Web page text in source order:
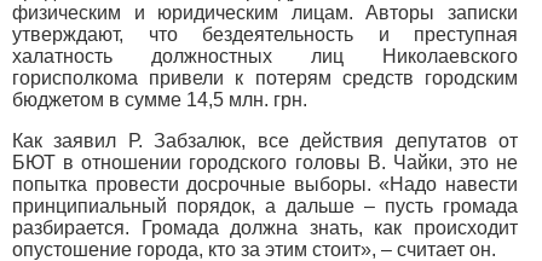
физическим и юридическим лицам. Авторы записки
утверждают, что бездеятельность и преступная
халатность должностных лиц Николаевского
горисполкома привели к потерям средств городским
бюджетом в сумме 14,5 млн. грн.
Как заявил Р. Забзалюк, все действия депутатов от
БЮТ в отношении городского головы В. Чайки, это не
попытка провести досрочные выборы. «Надо навести
принципиальный порядок, а дальше – пусть громада
разбирается. Громада должна знать, как происходит
опустошение города, кто за этим стоит», – считает он.